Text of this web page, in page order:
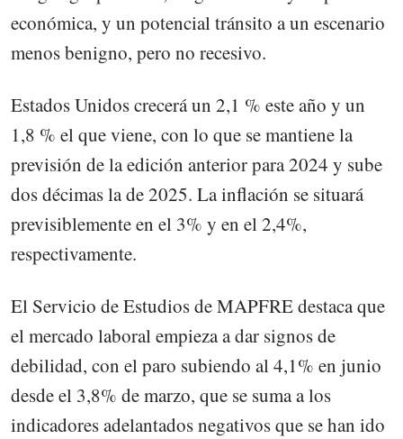
económica, y un potencial tránsito a un escenario
menos benigno, pero no recesivo.
Estados Unidos crecerá un 2,1 % este año y un
1,8 % el que viene, con lo que se mantiene la
previsión de la edición anterior para 2024 y sube
dos décimas la de 2025. La inflación se situará
previsiblemente en el 3% y en el 2,4%,
respectivamente.
El Servicio de Estudios de MAPFRE destaca que
el mercado laboral empieza a dar signos de
debilidad, con el paro subiendo al 4,1% en junio
desde el 3,8% de marzo, que se suma a los
indicadores adelantados negativos que se han ido